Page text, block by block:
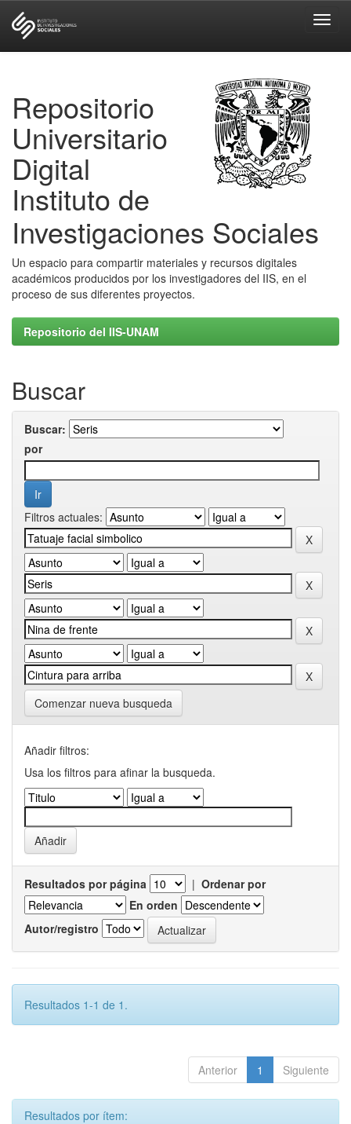
Repositorio
Universitario
Digital
Instituto de
Investigaciones Sociales
Un espacio para compartir materiales y recursos digitales
académicos producidos por los investigadores del IIS, en el
proceso de sus diferentes proyectos.
Repositorio del IIS-UNAM
Buscar
Buscar:
por
Filtros actuales:
Comenzar nueva busqueda
Añadir filtros:
Usa los filtros para afinar la busqueda.
Resultados por página | Ordenar por
En orden
Autor/registro
Resultados 1-1 de 1.
Anterior 1 Siguiente
Resultados por ítem: